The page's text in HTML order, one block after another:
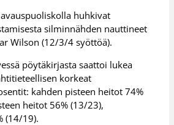
huhkivat
silminnähden nauttineet
Wilson (12/3/4 syöttöä).
pöytäkirjasta saattoi lukea
korkeat
kahden pisteen heitot 74%
heitot 56% (13/23),
(14/19).